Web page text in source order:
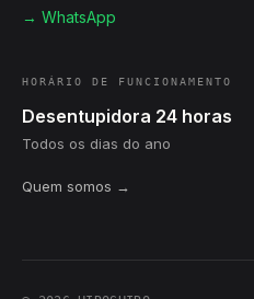
→ WhatsApp
HORÁRIO DE FUNCIONAMENTO
Desentupidora 24 horas
Todos os dias do ano
Quem somos →